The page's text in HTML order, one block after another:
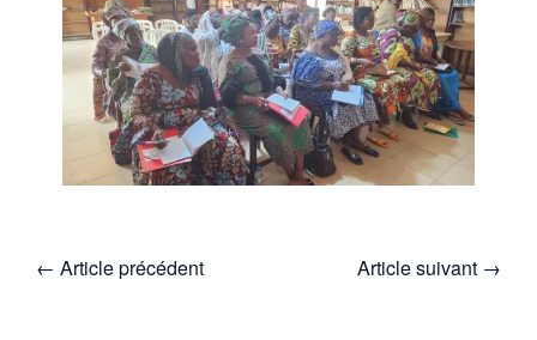
← Article précédent Article suivant →